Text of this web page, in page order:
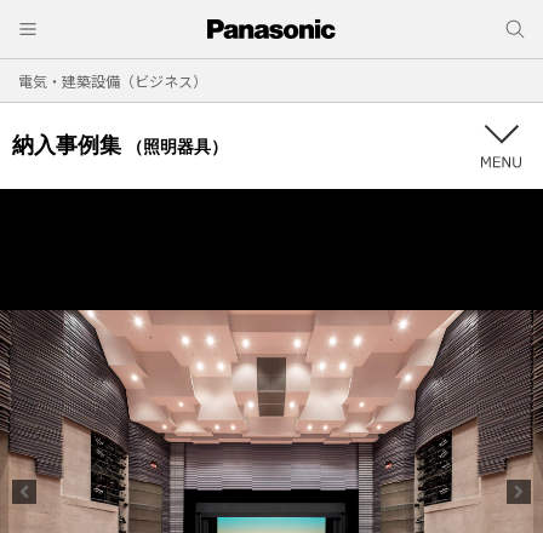
電気・建築設備（ビジネス）
納入事例集 （照明器具）